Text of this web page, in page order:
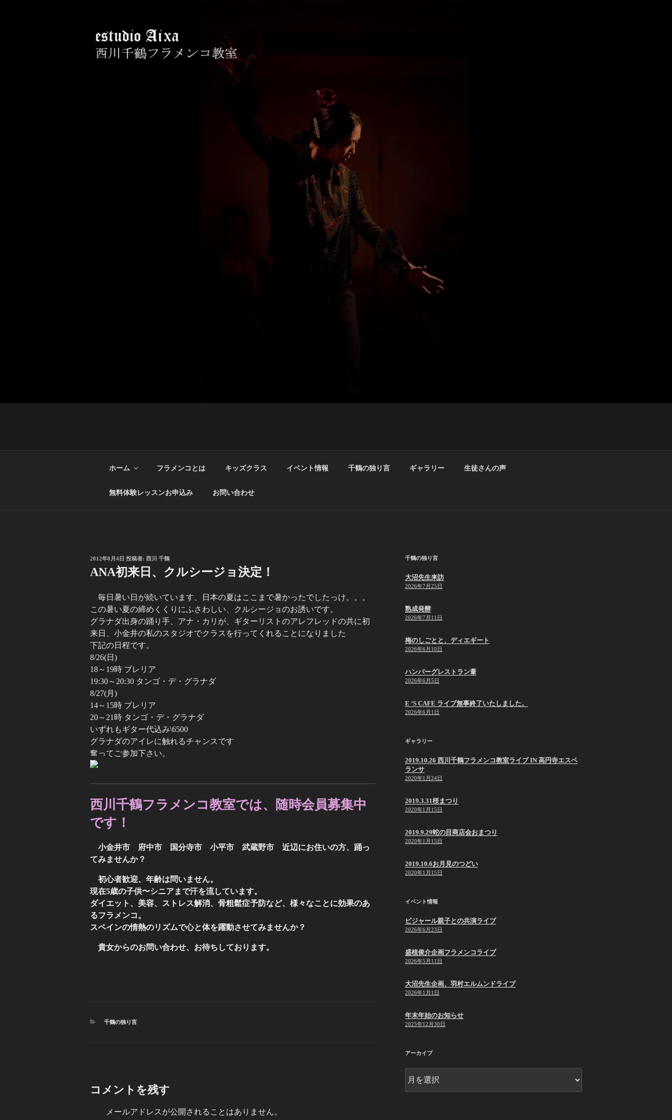
西川千鶴フラメンコ教室 ESTUDIO AIXA
初心者からプロを目指す貴女をお待ちしております。
ホーム フラメンコとは キッズクラス イベント情報 千鶴の独り言 ギャラリー 生徒さんの声
無料体験レッスンお申込み お問い合わせ
投
日:
2012年8月4日 投稿者: 西川 千鶴
ANA初来日、クルシージョ決定！
毎日暑い日が続いています、日本の夏はここまで暑かったでしたっけ。。。
この暑い夏の締めくくりにふさわしい、クルシージョのお誘いです。
グラナダ出身の踊り手、アナ・カリが、ギターリストのアレフレッドの共に初
来日、小金井の私のスタジオでクラスを行ってくれることになりました
下記の日程です。
8/26(日)
18～19時 ブレリア
19:30～20:30 タンゴ・デ・グラナダ
8/27(月)
14～15時 ブレリア
20～21時 タンゴ・デ・グラナダ
いずれもギター代込み\6500
グラナダのアイレに触れるチャンスです
奮ってご参加下さい。
西川千鶴フラメンコ教室では、随時会員募集中
です！
小金井市 府中市 国分寺市 小平市 武蔵野市 近辺にお住いの方、踊っ
てみませんか？
初心者歓迎、年齢は問いません。
現在5歳の子供〜シニアまで汗を流しています。
ダイエット、美容、ストレス解消、骨粗鬆症予防など、様々なことに効果のあ
るフラメンコ。
スペインの情熱のリズムで心と体を躍動させてみませんか？
貴女からのお問い合わせ、お待ちしております。
カ
千鶴の独り言
コメントを残す
メールアドレスが公開されることはありません。
千鶴の独り言
大沼先生来訪
2026年7月25日
熟成発酵
2026年7月11日
梅のしごとと、ディエギート
2026年6月10日
ハンバーグレストラン葦
2026年6月5日
E ‘S CAFE ライブ無事終了いたしました。
2026年6月1日
ギャラリー
2019.10.26 西川千鶴フラメンコ教室ライブ IN 高円寺エスペ
ランサ
2020年1月24日
2019.3.31桜まつり
2020年1月15日
2019.9.29蛇の目商店会おまつり
2020年1月15日
2019.10.6お月見のつどい
2020年1月15日
イベント情報
ビジャール親子との共演ライブ
2026年6月23日
盛植俊介企画フラメンコライブ
2026年5月11日
大沼先生企画、羽村エルムンドライブ
2026年1月1日
年末年始のお知らせ
2025年12月30日
アーカイブ
ー